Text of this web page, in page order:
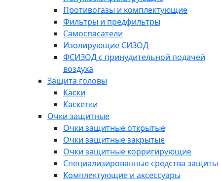
Противогазы и комплектующие
Фильтры и предфильтры
Самоспасатели
Изолирующие СИЗОД
ФСИЗОД с принудительной подачей
воздуха
Защита головы
Каски
Каскетки
Очки защитные
Очки защитные открытые
Очки защитные закрытые
Очки защитные корригирующие
Специализированные средства защиты
Комплектующие и аксессуары